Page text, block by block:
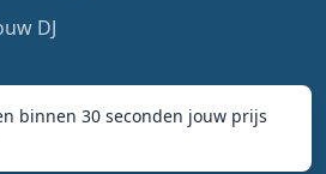
DJ
binnen 30 seconden jouw prijs